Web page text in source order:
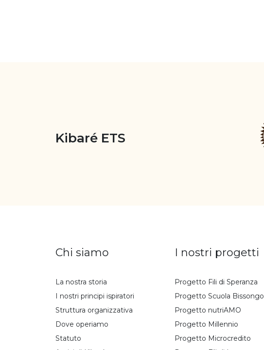
Kibaré ETS
Chi siamo
La nostra storia
I nostri principi ispiratori
Struttura organizzativa
Dove operiamo
Statuto
I nostri progetti
Progetto Fili di Speranza
Progetto Scuola Bissongo
Progetto nutriAMO
Progetto Millennio
Progetto Microcredito